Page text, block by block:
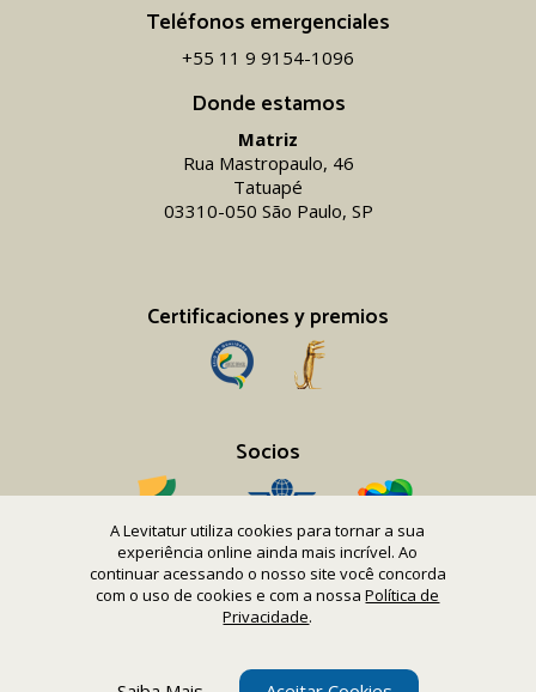
A Levitatur utiliza cookies para tornar a sua
experiência online ainda mais incrível. Ao
continuar acessando o nosso site você concorda
com o uso de cookies e com a nossaPolítica de
Privacidade.
Donde estamos
Matriz
Rua Mastropaulo, 46
Tatuapé
03310-050 São Paulo, SP
Certificaciones y premios
Socios
Teléfonos emergenciales
+55 11 9 9154-1096‬
Copyright 2016-26 Levitatur Viagens e Turismo Ltda.
CNPJ 08.867.977/0001-12